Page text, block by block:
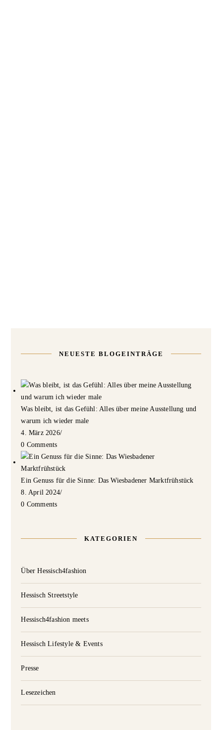
NEUESTE BLOGEINTRÄGE
Was bleibt, ist das Gefühl: Alles über meine Ausstellung und
warum ich wieder male
4. März 2026/
0 Comments
Ein Genuss für die Sinne: Das Wiesbadener Marktfrühstück
8. April 2024/
0 Comments
KATEGORIEN
Über Hessisch4fashion
Hessisch Streetstyle
Hessisch4fashion meets
Hessisch Lifestyle & Events
Presse
Lesezeichen